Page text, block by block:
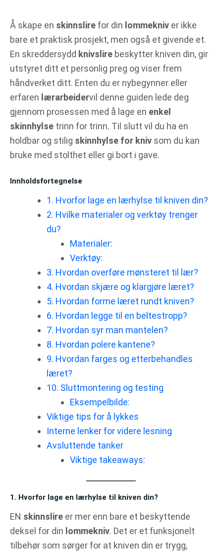
innhold
Å skape en skinnslire for din lommekniv er ikke
bare et praktisk prosjekt, men også et givende et.
En skreddersydd knivslire beskytter kniven din, gir
utstyret ditt et personlig preg og viser frem
håndverket ditt. Enten du er nybegynner eller
erfaren lærarbeidervil denne guiden lede deg
gjennom prosessen med å lage en enkel
skinnhylse trinn for trinn. Til slutt vil du ha en
holdbar og stilig skinnhylse for kniv som du kan
bruke med stolthet eller gi bort i gave.
Innholdsfortegnelse
1. Hvorfor lage en lærhylse til kniven din?
2. Hvilke materialer og verktøy trenger
du?
Materialer:
Verktøy:
3. Hvordan overføre mønsteret til lær?
4. Hvordan skjære og klargjøre læret?
5. Hvordan forme læret rundt kniven?
6. Hvordan legge til en beltestropp?
7. Hvordan syr man mantelen?
8. Hvordan polere kantene?
9. Hvordan farges og etterbehandles
læret?
10. Sluttmontering og testing
Eksempelbilde:
Viktige tips for å lykkes
Interne lenker for videre lesning
Avsluttende tanker
Viktige takeaways:
1. Hvorfor lage en lærhylse til kniven din?
EN skinnslire er mer enn bare et beskyttende
deksel for din lommekniv. Det er et funksjonelt
tilbehør som sørger for at kniven din er trygg,